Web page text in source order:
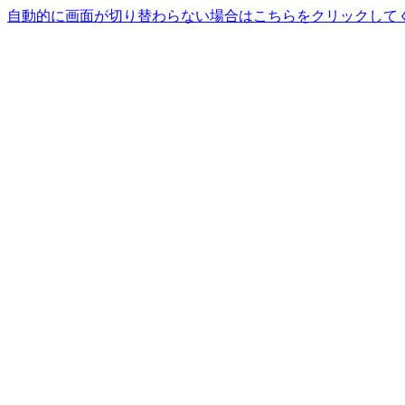
自動的に画面が切り替わらない場合はこちらをクリックして